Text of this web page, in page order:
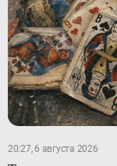
20:27, 6 августа 2026